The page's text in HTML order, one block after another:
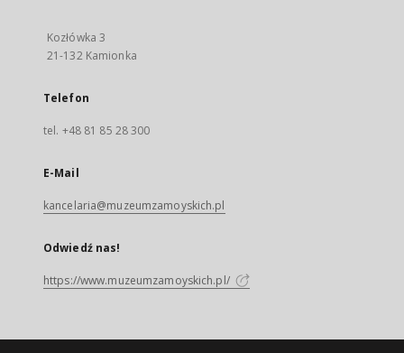
Kozłówka 3
21-132 Kamionka
Telefon
tel. +48 81 85 28 300
E-Mail
kancelaria@muzeumzamoyskich.pl
Odwiedź nas!
https://www.muzeumzamoyskich.pl/